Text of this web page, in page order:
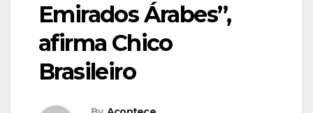
Emirados Árabes”,
afirma Chico
Brasileiro